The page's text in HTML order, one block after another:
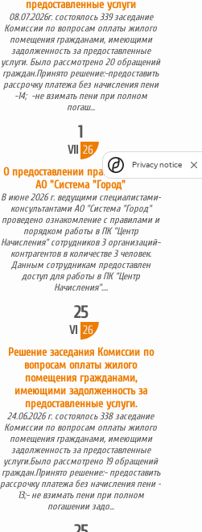
предоставленные услуги
08.07.2026г. состоялось 339 заседание
Комиссии по вопросам оплаты жилого
помещения гражданами, имеющими
задолженность за предоставленные
услуги. Было рассмотрено 20 обращений
граждан.Принято решение:-предоставить
рассрочку платежа без начисления пени
-14; -не взимать пени при полном
погаш...
1
VII 26
О предоставлении права доступа в
АО "Система "Город"
В июне 2026 г. ведущими специалистами-
консультантами АО "Система "Город"
проведено ознакомление с правилами и
порядком работы в ПК "Центр
Начисления" сотрудников 3 организаций-
контрагентов в количестве 3 человек.
Данным сотрудникам предоставлен
доступ для работы в ПК "Центр
Начисления"....
25
VI 26
Решение заседания Комиссии по
вопросам оплаты жилого
помещения гражданами,
имеющими задолженность за
предоставленные услуги.
24.06.2026 г. состоялось 338 заседание
Комиссии по вопросам оплаты жилого
помещения гражданами, имеющими
задолженность за предоставленные
услуги.Было рассмотрено 19 обращений
граждан.Принято решение:- предоставить
рассрочку платежа без начисления пени -
13;- не взимать пени при полном
погашении задо...
Privacy notice